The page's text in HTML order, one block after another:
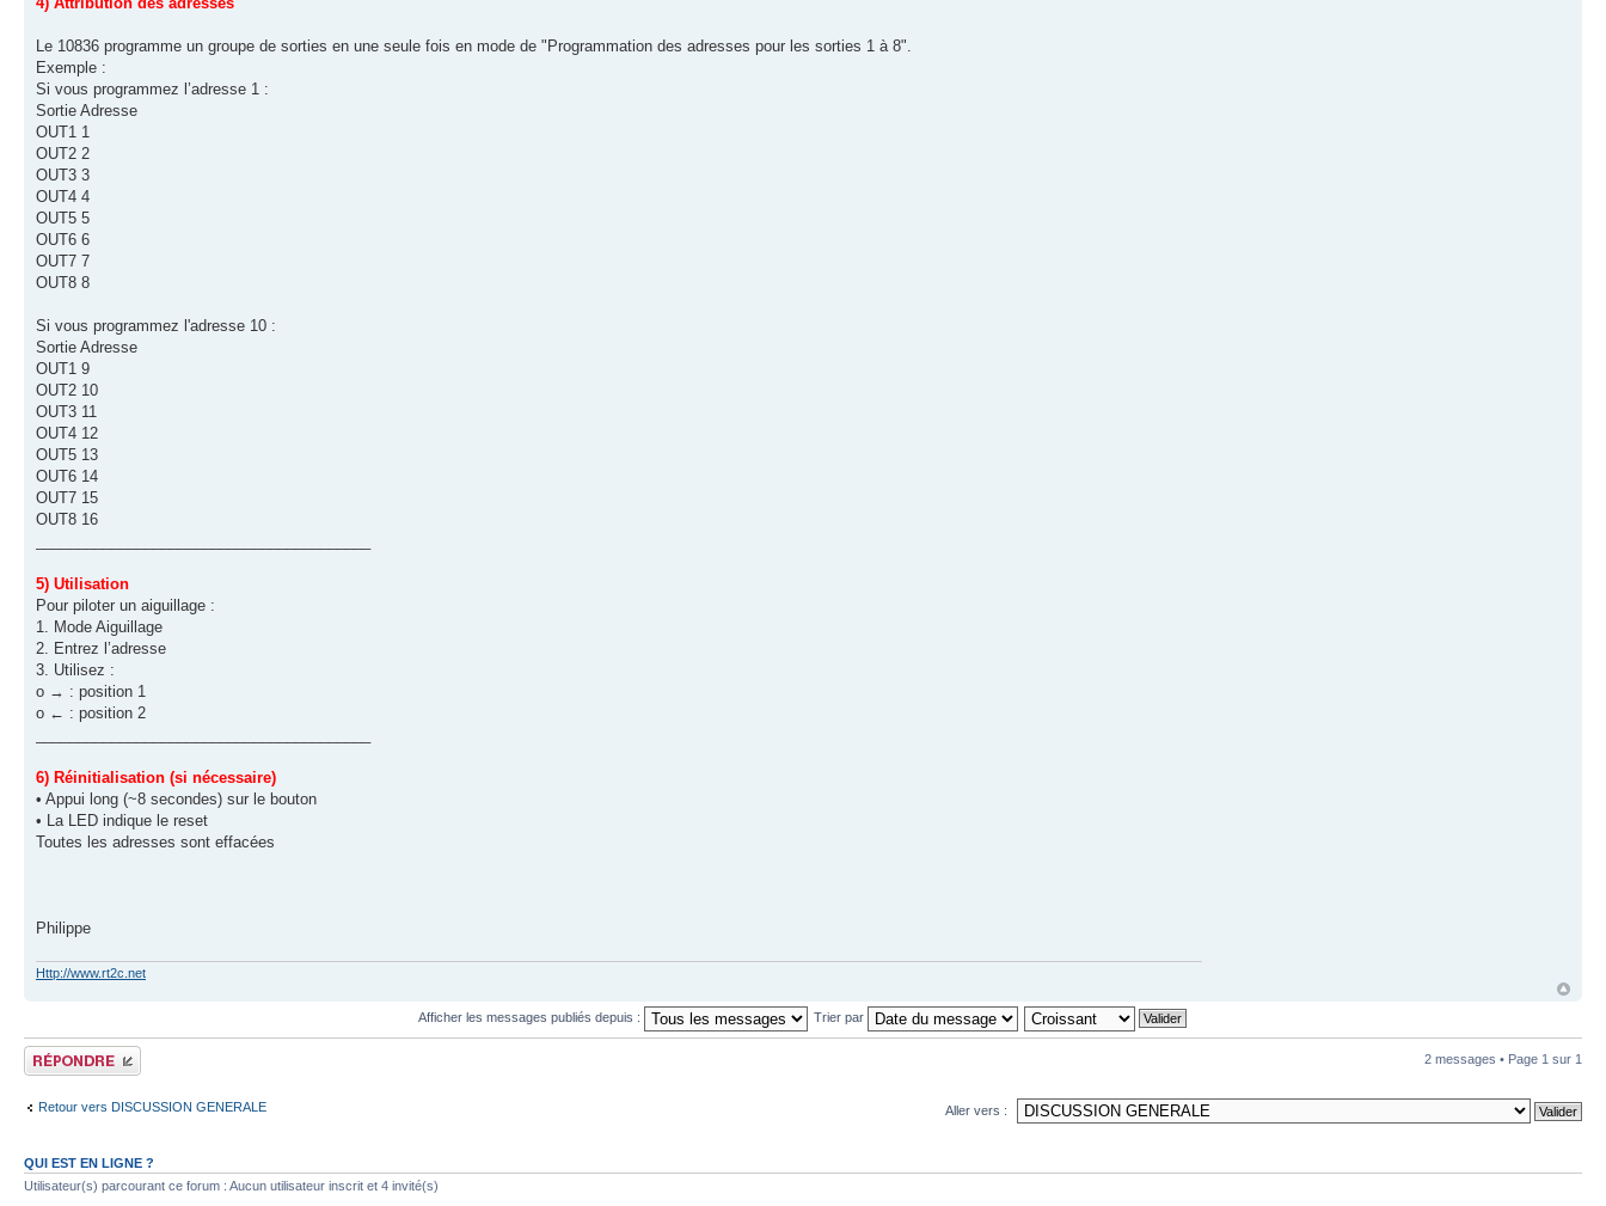
Le 10836 programme un groupe de sorties en une seule fois en mode de "Programmation des adresses pour les sorties 1 à 8".
Exemple :
Si vous programmez l’adresse 1 :
Sortie Adresse
OUT1 1
OUT2 2
OUT3 3
OUT4 4
OUT5 5
OUT6 6
OUT7 7
OUT8 8
Si vous programmez l'adresse 10 :
Sortie Adresse
OUT1 9
OUT2 10
OUT3 11
OUT4 12
OUT5 13
OUT6 14
OUT7 15
OUT8 16
5) Utilisation
Pour piloter un aiguillage :
1. Mode Aiguillage
2. Entrez l’adresse
3. Utilisez :
o → : position 1
o ← : position 2
6) Réinitialisation (si nécessaire)
• Appui long (~8 secondes) sur le bouton
• La LED indique le reset
Toutes les adresses sont effacées
Philippe
Http://www.rt2c.net
Afficher les messages publiés depuis : Trier par
Publier une réponse 2 messages • Page 1 sur 1
Retour vers DISCUSSION GENERALE Aller vers :
QUI EST EN LIGNE ?
Utilisateur(s) parcourant ce forum : Aucun utilisateur inscrit et 4 invité(s)